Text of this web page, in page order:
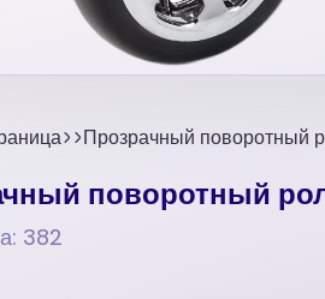
Прозрачный поворотный
поворотный
382